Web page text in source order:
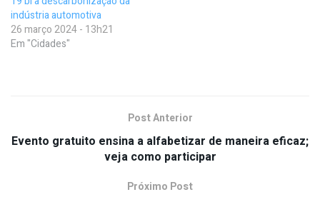
indústria automotiva
26 março 2024 - 13h21
Em "Cidades"
Post Anterior
Evento gratuito ensina a alfabetizar de maneira eficaz;
veja como participar
Próximo Post